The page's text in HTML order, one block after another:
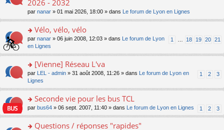
c
e
u
s
ré
c
e
nt
o
n
lu
pl
u
s
ré
c
e
nt
g
n
o
n
lu
pl
u
s
ré
c
e
m
e
s
s
g
o
n
lu
le
u
s
ré
c
ult
er
le
m
e
s
a
g
e
n
o
n
pl
2026 - 2032
par nanar » 01 mai 2026, 18:00 » dans Le forum de Lyon en Lignes
o
n
s
er
le
m
e
s
s
e
Vélo, vélo, vélo
1 18 19 20 21
par nanar » 06 juin 2008, 12:03 » dans
Le forum de Lyon
en Lignes
o
s
er
le
m
e
[Vienne] Réseau L'va
1 2 3
par LEL - admin » 31 août 2008, 11:26 » dans
Le forum de Lyon en
Lignes
o
n
Seconde vie pour les bus TCL
1 2 3
par bus64 » 06 sept. 2007, 11:40 » dans Le forum de Lyon en Lignes
Questions / réponses "rapides"